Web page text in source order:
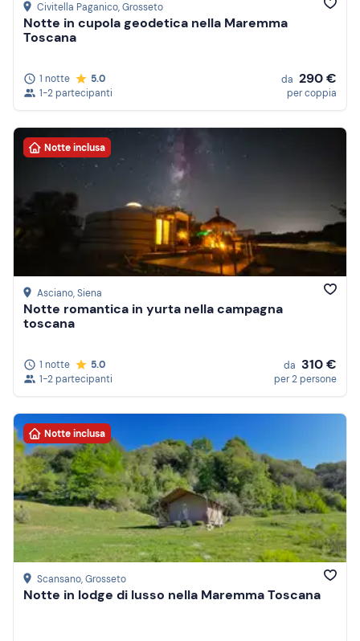
Civitella Paganico, Grosseto
Notte in cupola geodetica nella Maremma
Toscana
1 notte
5.0
1-2 partecipanti
da 290 €
per coppia
Notte inclusa
Asciano, Siena
Notte romantica in yurta nella campagna
toscana
1 notte
5.0
1-2 partecipanti
da 310 €
per 2 persone
Notte inclusa
Scansano, Grosseto
Notte in lodge di lusso nella Maremma Toscana